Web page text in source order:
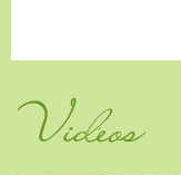
Vidéos